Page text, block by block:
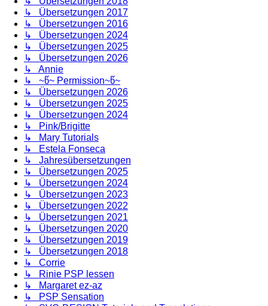
↳ Übersetzungen 2017
↳ Übersetzungen 2016
↳ Übersetzungen 2024
↳ Übersetzungen 2025
↳ Übersetzungen 2026
↳ Annie
↳ ~წ~ Permission~წ~
↳ Übersetzungen 2026
↳ Übersetzungen 2025
↳ Übersetzungen 2024
↳ Pink/Brigitte
↳ Mary Tutorials
↳ Estela Fonseca
↳ Jahresübersetzungen
↳ Übersetzungen 2025
↳ Übersetzungen 2024
↳ Übersetzungen 2023
↳ Übersetzungen 2022
↳ Übersetzungen 2021
↳ Übersetzungen 2020
↳ Übersetzungen 2019
↳ Übersetzungen 2018
↳ Corrie
↳ Rinie PSP lessen
↳ Margaret ez-az
↳ PSP Sensation